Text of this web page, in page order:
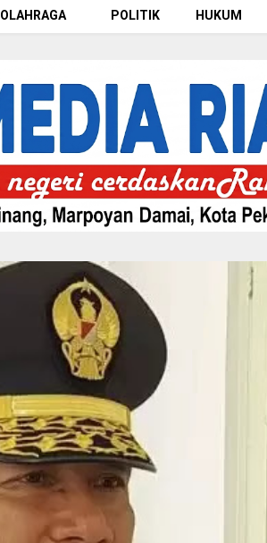
OLAHRAGA POLITIK HUKUM